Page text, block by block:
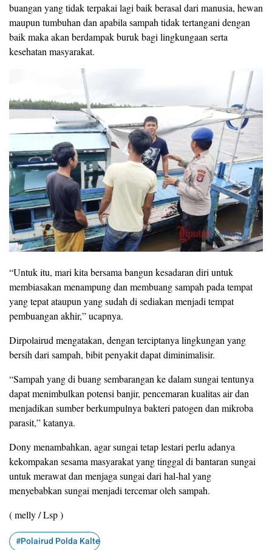
buangan yang tidak terpakai lagi baik berasal dari manusia, hewan
maupun tumbuhan dan apabila sampah tidak tertangani dengan
baik maka akan berdampak buruk bagi lingkungaan serta
kesehatan masyarakat.
“Untuk itu, mari kita bersama bangun kesadaran diri untuk
membiasakan menampung dan membuang sampah pada tempat
yang tepat ataupun yang sudah di sediakan menjadi tempat
pembuangan akhir,” ucapnya.
Dirpolairud mengatakan, dengan terciptanya lingkungan yang
bersih dari sampah, bibit penyakit dapat diminimalisir.
“Sampah yang di buang sembarangan ke dalam sungai tentunya
dapat menimbulkan potensi banjir, pencemaran kualitas air dan
menjadikan sumber berkumpulnya bakteri patogen dan mikroba
parasit,” katanya.
Dony menambahkan, agar sungai tetap lestari perlu adanya
kekompakan sesama masyarakat yang tinggal di bantaran sungai
untuk merawat dan menjaga sungai dari hal-hal yang
menyebabkan sungai menjadi tercemar oleh sampah.
( melly / Lsp )
#Polairud Polda Kalteng#